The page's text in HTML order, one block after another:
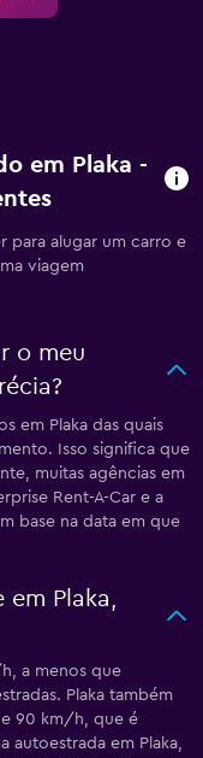
em Plaka -
para alugar um carro e
viagem
o meu
em Plaka das quais
Isso significa que
muitas agências em
Rent-A-Car e a
base na data em que
Plaka,
a menos que
Plaka também
90 km/h, que é
autoestrada em Plaka,